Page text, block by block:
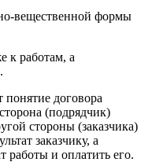
вещественной формы
к работам, а
договора
(подрядчик)
стороны (заказчика)
заказчику, а
работы и оплатить его.